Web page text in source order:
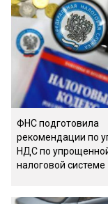
ФНС подготовила
рекомендации по
НДС по
налоговой системе